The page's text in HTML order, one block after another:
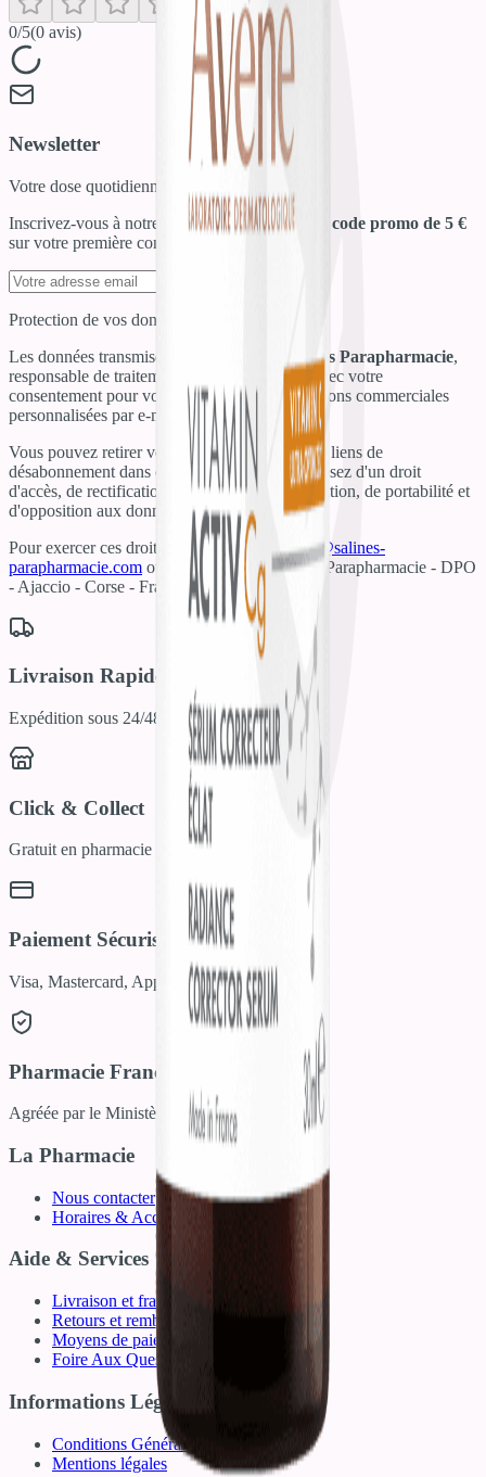
0/5(0 avis)
Newsletter
Votre dose quotidienne de bien-être !
Inscrivez-vous à notre newsletter et recevez un code promo de 5 €
sur votre première commande !
Protection de vos données personnelles
Les données transmises sont destinées à
Salines Parapharmacie,
responsable de traitement. Elles sont traitées avec votre
consentement pour vous envoyer des informations commerciales
personnalisées par e-mail.
Vous pouvez retirer votre consentement via les liens de
désabonnement dans chaque email. Vous disposez d'un droit
d'accès, de rectification, d'effacement, de limitation, de portabilité et
d'opposition aux données vous concernant.
Pour exercer ces droits :
donneespersonnelles@salines-
parapharmacie.com ou par courrier à : Salines Parapharmacie - DPO
- Ajaccio - Corse - France. En savoir plus
Livraison Rapide
Expédition sous 24/48h
Click & Collect
Gratuit en pharmacie
Paiement Sécurisé
Visa, Mastercard, Apple Pay
Pharmacie Française
Agréée par le Ministère de la Santé
La Pharmacie
Nous contacter
Horaires & Accès
Aide & Services
Livraison et frais de port
Retours et remboursements
Moyens de paiement
Foire Aux Questions (FAQ)
Informations Légales
Conditions Générales de Vente
Mentions légales